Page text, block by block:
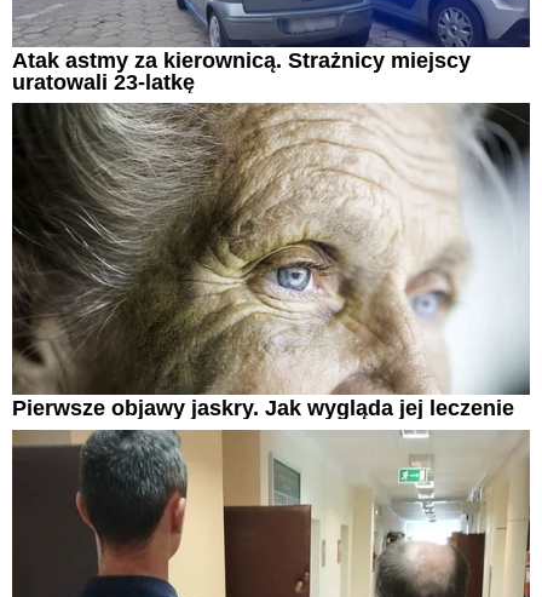
Atak astmy za kierownicą. Strażnicy miejscy
uratowali 23-latkę
Pierwsze objawy jaskry. Jak wygląda jej leczenie